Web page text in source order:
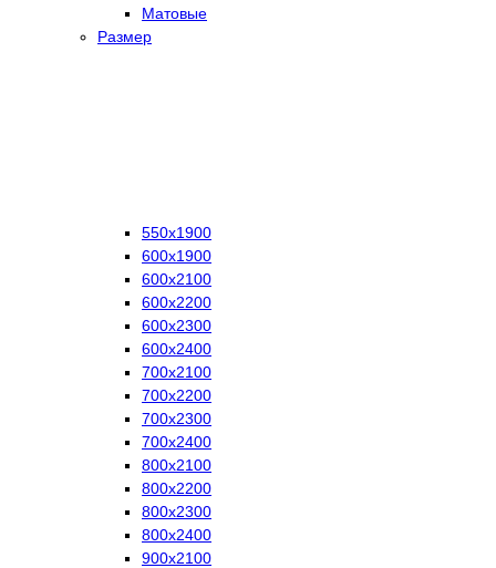
Матовые
Размер
550х1900
600х1900
600х2100
600х2200
600х2300
600х2400
700х2100
700х2200
700х2300
700х2400
800х2100
800х2200
800х2300
800х2400
900х2100